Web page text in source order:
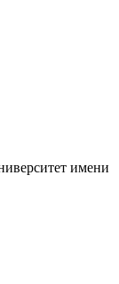
имени